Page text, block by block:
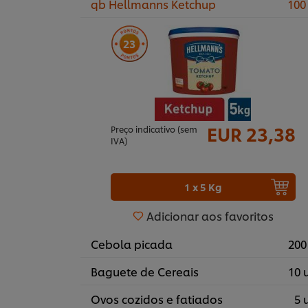
qb Hellmanns Ketchup
23
Preço indicativo (sem
IVA)
EUR 23,38
1 x 5 Kg
Adicionar aos favoritos
Cebola picada
Baguete de Cereais
10
Ovos cozidos e fatiados
5